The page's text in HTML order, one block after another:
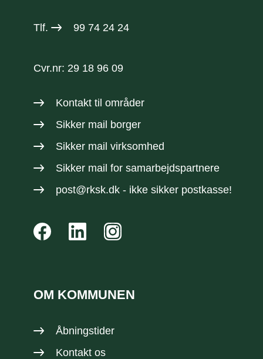
Tlf. 99 74 24 24
Cvr.nr: 29 18 96 09
Kontakt til områder
Sikker mail borger
Sikker mail virksomhed
Sikker mail for samarbejdspartnere
post@rksk.dk- ikke sikker postkasse!
OM KOMMUNEN
Åbningstider
Kontakt os